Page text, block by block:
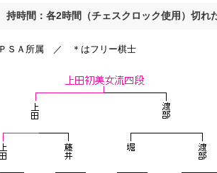
時間：各2時間（チェスクロック使用）切れ
ＳＡ所属 ／ ＊はフリー棋士